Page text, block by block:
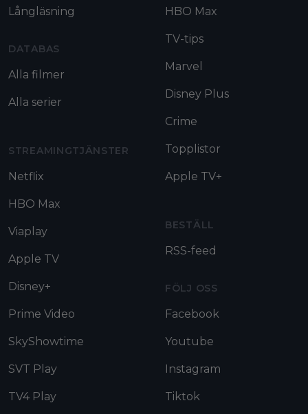
Långläsning
DATABAS
Alla filmer
Alla serier
STREAMINGTJÄNSTER
Netflix
HBO Max
Viaplay
Apple TV
Disney+
Prime Video
SkyShowtime
SVT Play
TV4 Play
HBO Max
TV-tips
Marvel
Disney Plus
Crime
Topplistor
Apple TV+
BESTÄLL
RSS-feed
FÖLJ OSS
Facebook
Youtube
Instagram
Tiktok